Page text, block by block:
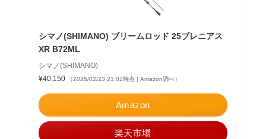
シマノ(SHIMANO) ブリームロッド 25ブレニアス
XR B72ML
シマノ(SHIMANO)
¥40,150
（2025/02/23 21:02時点 | Amazon調べ）
Amazon
楽天市場